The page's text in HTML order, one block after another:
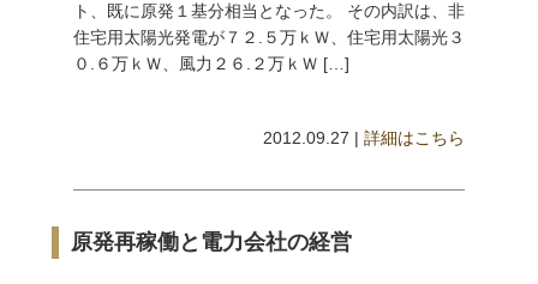
ト、既に原発１基分相当となった。 その内訳は、非
住宅用太陽光発電が７２.５万ｋＷ、住宅用太陽光３
０.６万ｋＷ、風力２６.２万ｋＷ […]
2012.09.27 |詳細はこちら
原発再稼働と電力会社の経営